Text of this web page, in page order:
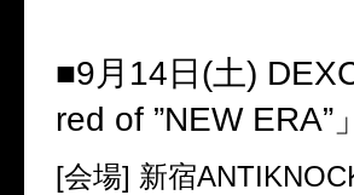
■9月 14 日(土)
red of ”NEW ERA”」
[会場] 新宿